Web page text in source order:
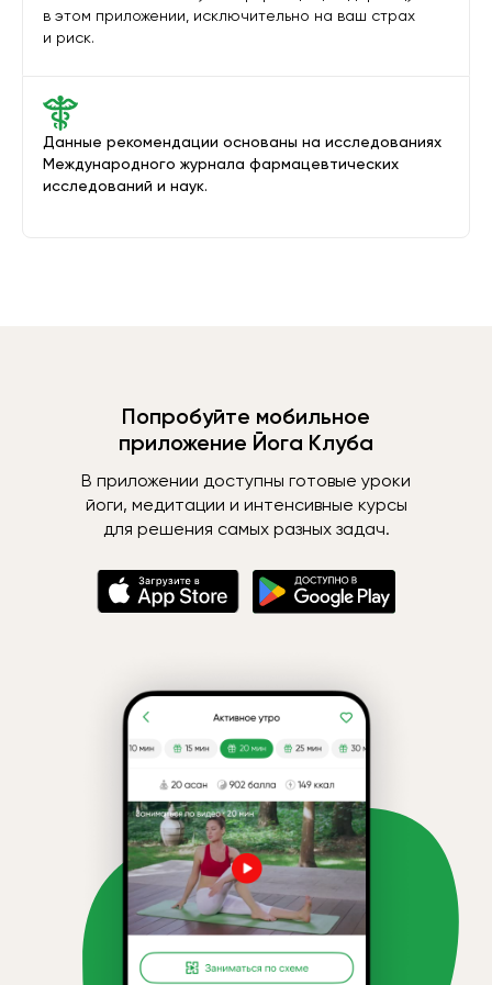
Данные рекомендации основаны на исследованиях
Международного журнала фармацевтических
исследований и наук.
в этом приложении, исключительно на ваш страх
и риск.
Попробуйте мобильное
приложение Йога Клуба
В приложении доступны готовые уроки
йоги, медитации и интенсивные курсы
для решения самых разных задач.